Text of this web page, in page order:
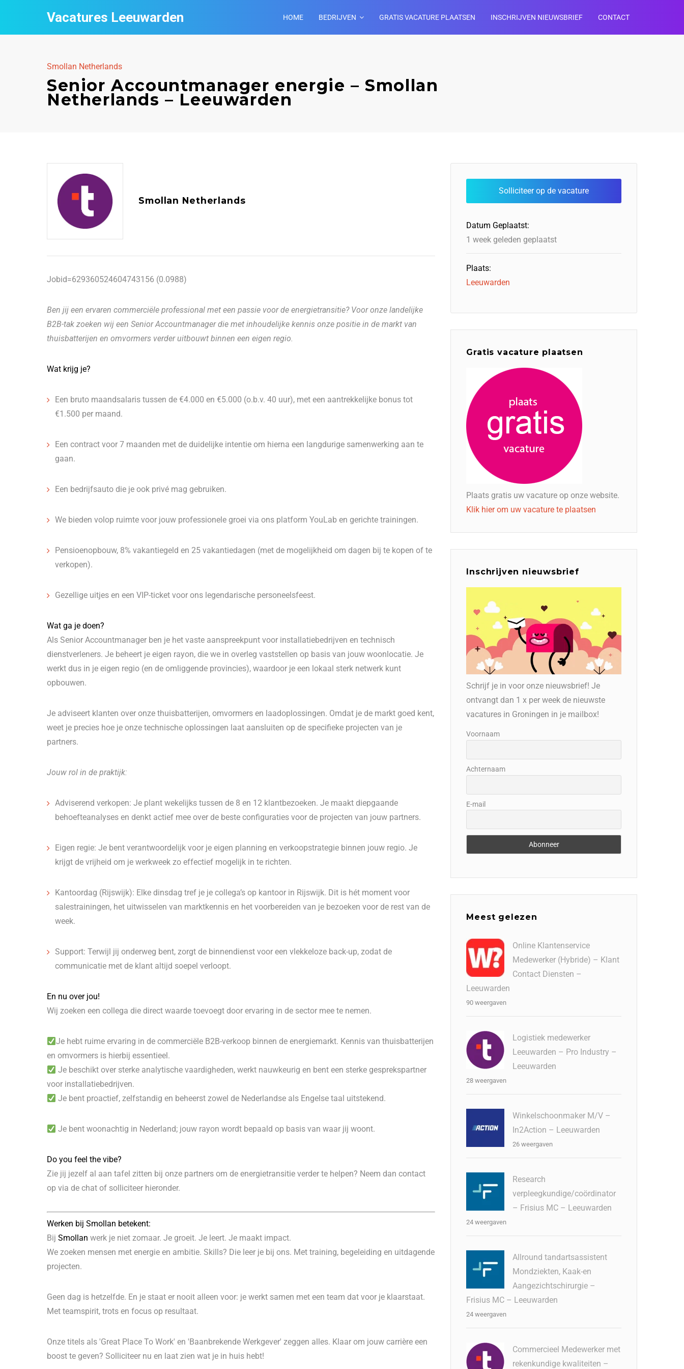
Vacatures Leeuwarden HOME BEDRIJVEN GRATIS VACATURE PLAATSEN INSCHRIJVEN NIEUWSBRIEF CONTACT
Smollan Netherlands
Senior Accountmanager energie – Smollan
Netherlands – Leeuwarden
Smollan Netherlands
Jobid=629360524604743156 (0.0988)
Ben jij een ervaren commerciële professional met een passie voor de energietransitie? Voor onze landelijke
B2B-tak zoeken wij een Senior Accountmanager die met inhoudelijke kennis onze positie in de markt van
thuisbatterijen en omvormers verder uitbouwt binnen een eigen regio.
Wat krijg je?
Een bruto maandsalaris tussen de €4.000 en €5.000 (o.b.v. 40 uur), met een aantrekkelijke bonus tot
€1.500 per maand.
Een contract voor 7 maanden met de duidelijke intentie om hierna een langdurige samenwerking aan te
gaan.
Een bedrijfsauto die je ook privé mag gebruiken.
We bieden volop ruimte voor jouw professionele groei via ons platform YouLab en gerichte trainingen.
Pensioenopbouw, 8% vakantiegeld en 25 vakantiedagen (met de mogelijkheid om dagen bij te kopen of te
verkopen).
Gezellige uitjes en een VIP-ticket voor ons legendarische personeelsfeest.
Wat ga je doen?
Als Senior Accountmanager ben je het vaste aanspreekpunt voor installatiebedrijven en technisch
dienstverleners. Je beheert je eigen rayon, die we in overleg vaststellen op basis van jouw woonlocatie. Je
werkt dus in je eigen regio (en de omliggende provincies), waardoor je een lokaal sterk netwerk kunt
opbouwen.
Je adviseert klanten over onze thuisbatterijen, omvormers en laadoplossingen. Omdat je de markt goed kent,
weet je precies hoe je onze technische oplossingen laat aansluiten op de specifieke projecten van je
partners.
Jouw rol in de praktijk:
Adviserend verkopen: Je plant wekelijks tussen de 8 en 12 klantbezoeken. Je maakt diepgaande
behoefteanalyses en denkt actief mee over de beste configuraties voor de projecten van jouw partners.
Eigen regie: Je bent verantwoordelijk voor je eigen planning en verkoopstrategie binnen jouw regio. Je
krijgt de vrijheid om je werkweek zo effectief mogelijk in te richten.
Kantoordag (Rijswijk): Elke dinsdag tref je je collega’s op kantoor in Rijswijk. Dit is hét moment voor
salestrainingen, het uitwisselen van marktkennis en het voorbereiden van je bezoeken voor de rest van de
week.
Support: Terwijl jij onderweg bent, zorgt de binnendienst voor een vlekkeloze back-up, zodat de
communicatie met de klant altijd soepel verloopt.
En nu over jou!
Wij zoeken een collega die direct waarde toevoegt door ervaring in de sector mee te nemen.
Je hebt ruime ervaring in de commerciële B2B-verkoop binnen de energiemarkt. Kennis van thuisbatterijen
en omvormers is hierbij essentieel.
Je beschikt over sterke analytische vaardigheden, werkt nauwkeurig en bent een sterke gesprekspartner
voor installatiebedrijven.
Je bent proactief, zelfstandig en beheerst zowel de Nederlandse als Engelse taal uitstekend.
Je bent woonachtig in Nederland; jouw rayon wordt bepaald op basis van waar jij woont.
Do you feel the vibe?
Zie jij jezelf al aan tafel zitten bij onze partners om de energietransitie verder te helpen? Neem dan contact
op via de chat of solliciteer hieronder.
Werken bij Smollan betekent:
Bij Smollan werk je niet zomaar. Je groeit. Je leert. Je maakt impact.
We zoeken mensen met energie en ambitie. Skills? Die leer je bij ons. Met training, begeleiding en uitdagende
projecten.
Geen dag is hetzelfde. En je staat er nooit alleen voor: je werkt samen met een team dat voor je klaarstaat.
Met teamspirit, trots en focus op resultaat.
Onze titels als 'Great Place To Work' en 'Baanbrekende Werkgever' zeggen alles. Klaar om jouw carrière een
boost te geven? Solliciteer nu en laat zien wat je in huis hebt!
Datum Geplaatst:
1 week geleden geplaatst
Plaats:
Leeuwarden
Gratis vacature plaatsen
Plaats gratis uw vacature op onze website.
Klik hier om uw vacature te plaatsen
Inschrijven nieuwsbrief
Schrijf je in voor onze nieuwsbrief! Je
ontvangt dan 1 x per week de nieuwste
vacatures in Groningen in je mailbox!
Voornaam
Achternaam
E-mail
Meest gelezen
Online Klantenservice
Medewerker (Hybride) – Klant
Contact Diensten –
Leeuwarden
90 weergaven
Logistiek medewerker
Leeuwarden – Pro Industry –
Leeuwarden
28 weergaven
Winkelschoonmaker M/V –
In2Action – Leeuwarden
26 weergaven
Research
verpleegkundige/coördinator
– Frisius MC – Leeuwarden
24 weergaven
Allround tandartsassistent
Mondziekten, Kaak-en
Aangezichtschirurgie –
Frisius MC – Leeuwarden
24 weergaven
Commercieel Medewerker met
rekenkundige kwaliteiten –